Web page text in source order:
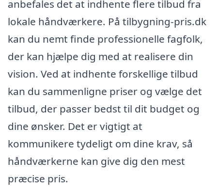
anbefales det at indhente flere tilbud fra
lokale håndværkere. På tilbygning-pris.dk
kan du nemt finde professionelle fagfolk,
der kan hjælpe dig med at realisere din
vision. Ved at indhente forskellige tilbud
kan du sammenligne priser og vælge det
tilbud, der passer bedst til dit budget og
dine ønsker. Det er vigtigt at
kommunikere tydeligt om dine krav, så
håndværkerne kan give dig den mest
præcise pris.